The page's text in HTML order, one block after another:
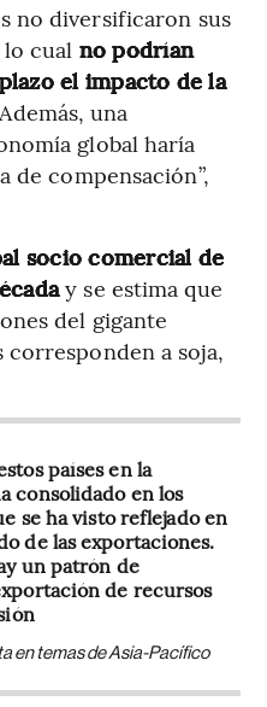
no diversificaron sus
cual no podrían
el impacto de la
una
global haría
de compensación”,
socio comercial de
y se estima que
del gigante
corresponden a soja,
países en la
consolidado en los
se ha visto reflejado en
de las exportaciones.
un patrón de
de recursos
en temas de Asia-Pacífico